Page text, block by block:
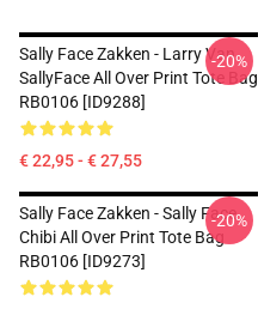
Sally Face Zakken - Larry Van
SallyFace All Over Print Tote Bag
RB0106 [ID9288]
€ 22,95 - € 27,55
-20%
Sally Face Zakken - Sally Face
Chibi All Over Print Tote Bag
RB0106 [ID9273]
-20%